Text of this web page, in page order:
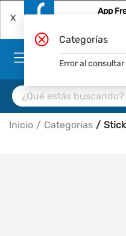
X
App
Inicio Categorías
Categorías
Error al